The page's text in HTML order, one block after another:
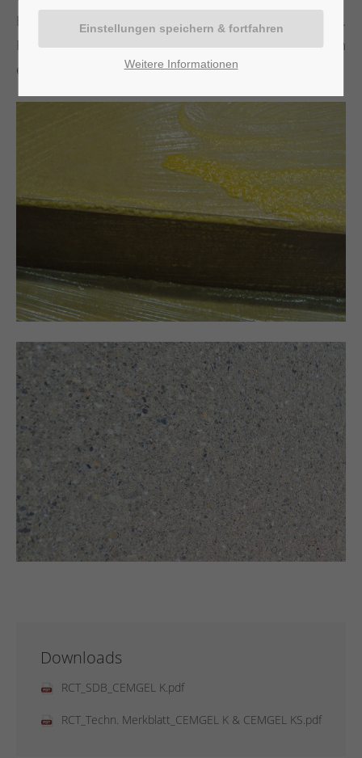
Elemente eingesetzt werden, wie z. B.
Fassadenelemente, Fensterbänke, Gesimse, Säulen
etc.
Downloads
RCT_SDB_CEMGEL K.pdf
RCT_Techn. Merkblatt_CEMGEL K & CEMGEL KS.pdf
Weitere Informationen